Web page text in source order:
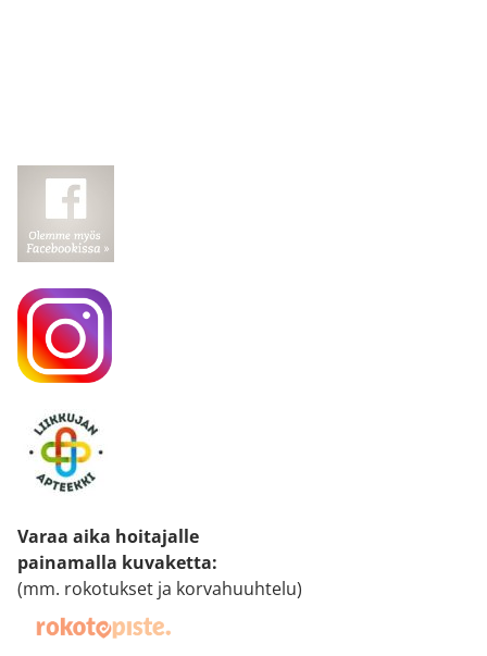
Varaa aika hoitajalle
painamalla kuvaketta:
(mm. rokotukset ja korvahuuhtelu)